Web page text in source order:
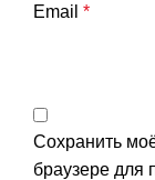
Email *
Сохранить
браузере для